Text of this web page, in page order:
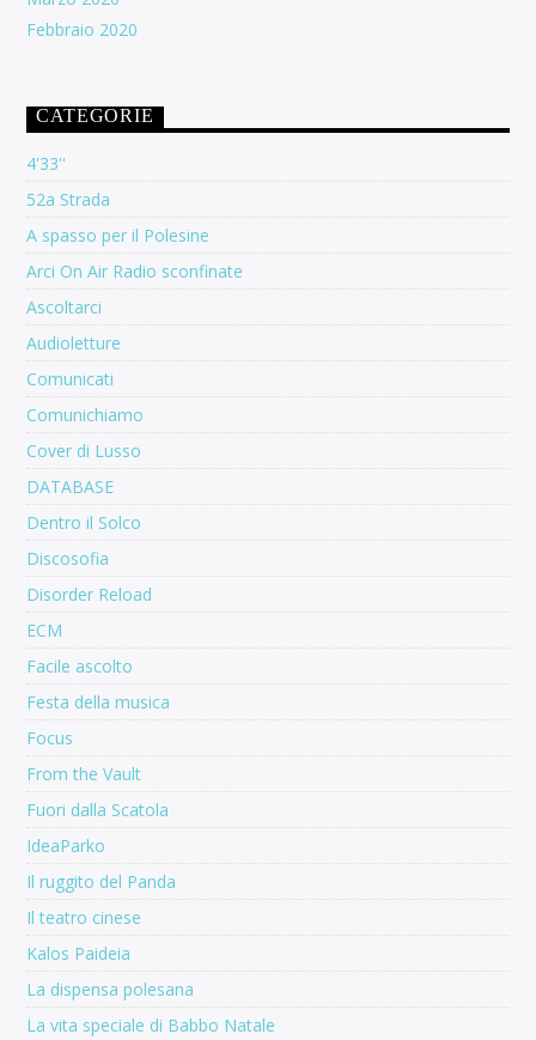
Febbraio 2020
CATEGORIE
4'33''
52a Strada
A spasso per il Polesine
Arci On Air Radio sconfinate
Ascoltarci
Audioletture
Comunicati
Comunichiamo
Cover di Lusso
DATABASE
Dentro il Solco
Discosofia
Disorder Reload
ECM
Facile ascolto
Festa della musica
Focus
From the Vault
Fuori dalla Scatola
IdeaParko
Il ruggito del Panda
Il teatro cinese
Kalos Paideia
La dispensa polesana
La vita speciale di Babbo Natale